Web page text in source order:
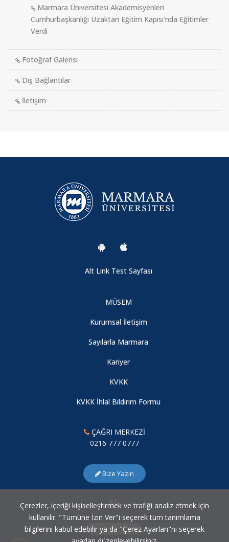
Marmara Üniversitesi Akademisyenleri
Cumhurbaşkanlığı Uzaktan Eğitim Kapısı'nda Eğitimler
Verdi
Fotoğraf Galerisi
Dış Bağlantılar
İletişim
Alt Link Test Sayfası
MÜSEM
Kurumsal İletişim
Sayılarla Marmara
Kariyer
KVKK
KVKK İhlal Bildirim Formu
ÇAĞRI MERKEZİ
0216 777 0777
Bize Yazın
Çerez Ayarları
Çerezler, içeriği kişiselleştirmek ve trafiği analiz etmek için
kullanılır. "Tümüne İzin Ver"i seçerek tüm tanımlama
bilgilerini kabul edebilir ya da "Çerez Ayarları"nı seçerek